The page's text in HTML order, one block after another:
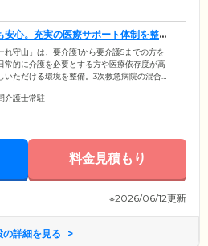
安心。充実の医療サポート体制を整え
れ守山」は、要介護1から要介護5までの方を
常的に介護を必要とする方や医療依存度が高
ただける環境を整備。3次救急病院の混合内
しをサポートしています。末期ガンの方や
な方はぜひ一度お問い合わせください。た
褥瘡の処置もお任せいただけます。
介護士常駐
料金見積もり
※2026/06/12更新
の詳細を見る